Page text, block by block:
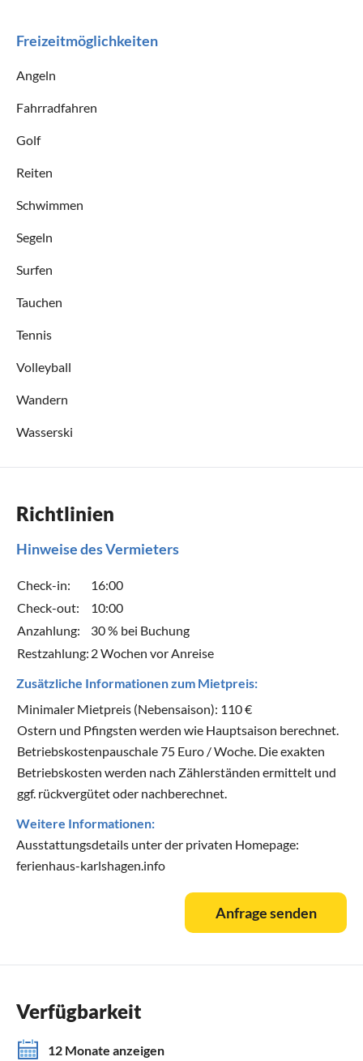
Freizeitmöglichkeiten
Angeln
Fahrradfahren
Golf
Reiten
Schwimmen
Segeln
Surfen
Tauchen
Tennis
Volleyball
Wandern
Wasserski
Richtlinien
Hinweise des Vermieters
Check-in:
16:00
Check-out:
10:00
Anzahlung:
30 % bei Buchung
Restzahlung: 2 Wochen vor Anreise
Zusätzliche Informationen zum Mietpreis:
Minimaler Mietpreis (Nebensaison): 110 €
Ostern und Pfingsten werden wie Hauptsaison berechnet.
Betriebskostenpauschale 75 Euro / Woche. Die exakten
Betriebskosten werden nach Zählerständen ermittelt und
ggf. rückvergütet oder nachberechnet.
Weitere Informationen:
Ausstattungsdetails unter der privaten Homepage:
ferienhaus-karlshagen.info
Anfrage senden
Verfügbarkeit
12 Monate anzeigen